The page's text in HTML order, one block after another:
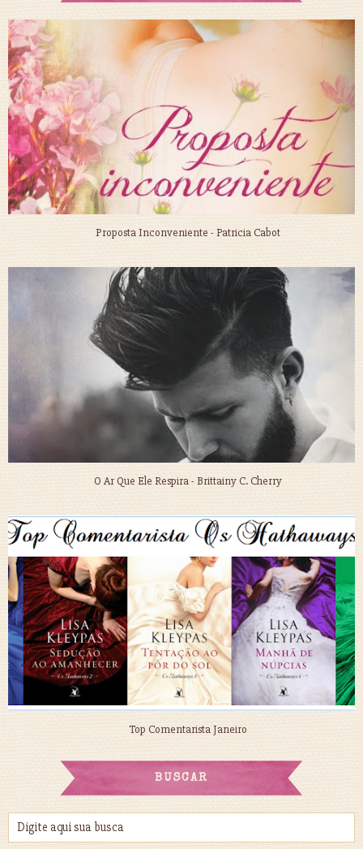
Proposta Inconveniente - Patricia Cabot
O Ar Que Ele Respira - Brittainy C. Cherry
Top Comentarista Janeiro
BUSCAR